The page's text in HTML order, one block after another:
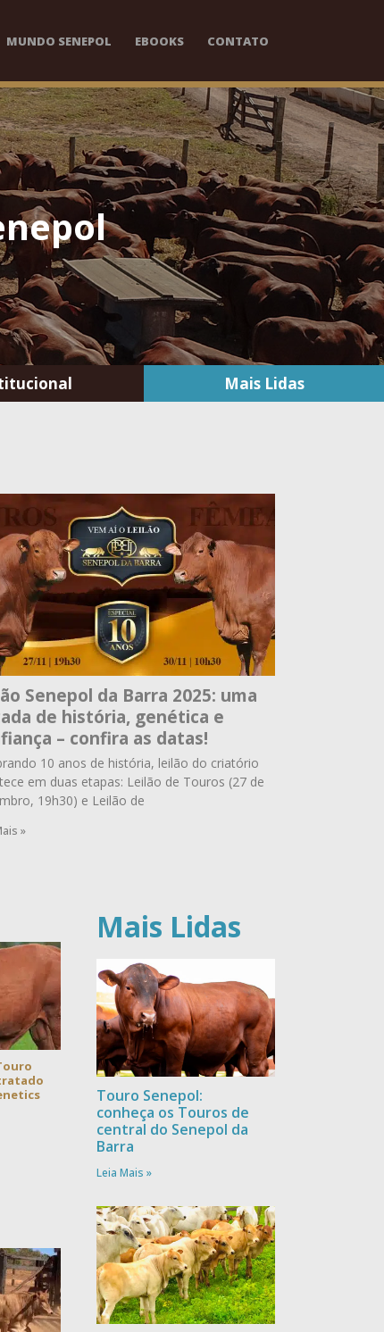
MUNDO SENEPOL EBOOKS CONTATO
Mais Lidas
Senepol da Barra 2025: uma
de história, genética e
– confira as datas!
10 anos de história, leilão do criatório
em duas etapas: Leilão de Touros (27 de
19h30) e Leilão de
»
Mais Lidas
Touro Senepol:
conheça os Touros de
central do Senepol da
Barra
Leia Mais »